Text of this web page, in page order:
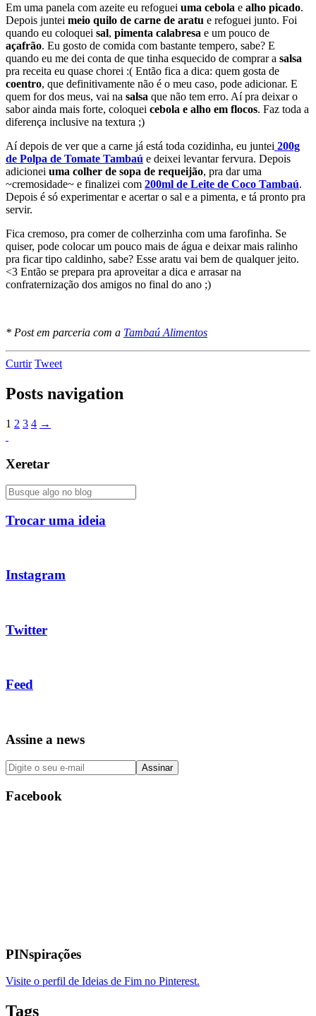
Em uma panela com azeite eu refoguei uma cebola e alho picado.
Depois juntei meio quilo de carne de aratu e refoguei junto. Foi
quando eu coloquei sal, pimenta calabresa e um pouco de
açafrão. Eu gosto de comida com bastante tempero, sabe? E
quando eu me dei conta de que tinha esquecido de comprar a salsa
pra receita eu quase chorei :( Então fica a dica: quem gosta de
coentro, que definitivamente não é o meu caso, pode adicionar. E
quem for dos meus, vai na salsa que não tem erro. Aí pra deixar o
sabor ainda mais forte, coloquei cebola e alho em flocos. Faz toda a
diferença inclusive na textura ;)
Aí depois de ver que a carne já está toda cozidinha, eu juntei 200g
de Polpa de Tomate Tambaú e deixei levantar fervura. Depois
adicionei uma colher de sopa de requeijão, pra dar uma
~cremosidade~ e finalizei com 200ml de Leite de Coco Tambaú.
Depois é só experimentar e acertar o sal e a pimenta, e tá pronto pra
servir.
Fica cremoso, pra comer de colherzinha com uma farofinha. Se
quiser, pode colocar um pouco mais de água e deixar mais ralinho
pra ficar tipo caldinho, sabe? Esse aratu vai bem de qualquer jeito.
<3 Então se prepara pra aproveitar a dica e arrasar na
confraternização dos amigos no final do ano ;)
* Post em parceria com a Tambaú Alimentos
Curtir Tweet
Posts navigation
1 2 3 4 →
Xeretar
Trocar uma ideia
Instagram
Twitter
Feed
Assine a news
Facebook
PINspirações
Visite o perfil de Ideias de Fim no Pinterest.
Tags